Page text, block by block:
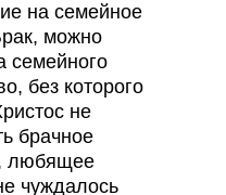
на семейное
можно
семейного
без которого
не
брачное
любящее
чуждалось